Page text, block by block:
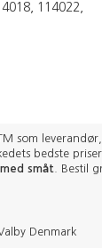
114022,
som
bedste priser.
småt . Bestil
Denmark